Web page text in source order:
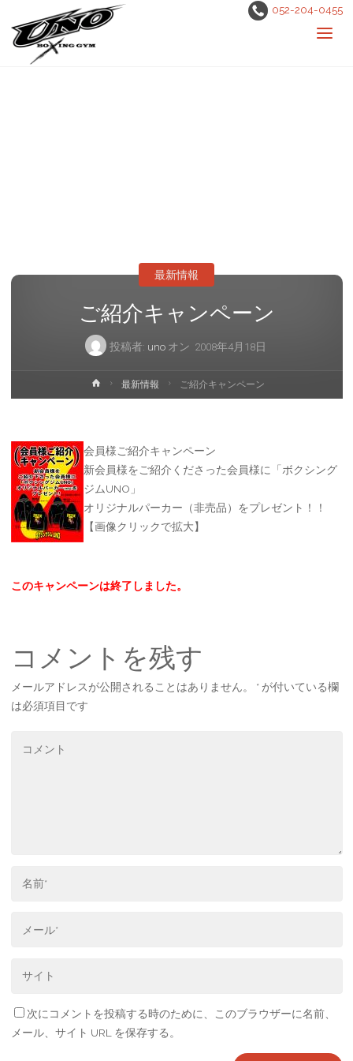
052-204-0455
ご紹介キャンペーン
投稿者: uno オン 2008年4月18日
最新情報
ホ
ー
最新情報 ご紹介キャンペーン
会員様ご紹介キャンペーン
新会員様をご紹介くださった会員様に「ボクシング
ジムUNO」
オリジナルパーカー（非売品）をプレゼント！！
【画像クリックで拡大】
このキャンペーンは終了しました。
コメントを残す
メールアドレスが公開されることはありません。 * が付いている欄
は必須項目です
次にコメントを投稿する時のために、このブラウザーに名前、
メール、サイト URL を保存する。